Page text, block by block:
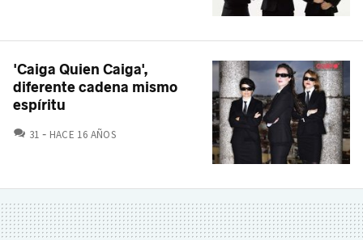
'Caiga Quien Caiga',
diferente cadena mismo
espíritu
31 COMENTARIOS
HACE 16 AÑOS